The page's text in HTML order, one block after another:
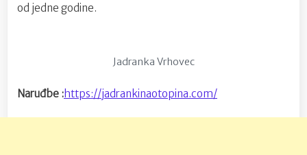
od jedne godine.
Jadranka Vrhovec
Naruđbe :https://jadrankinaotopina.com/